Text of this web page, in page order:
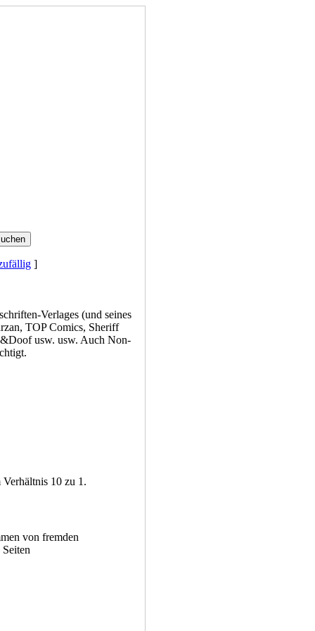
]
Verlages (und seines
TOP Comics, Sheriff
usw. usw. Auch Non-
10 zu 1.
von fremden
Seiten